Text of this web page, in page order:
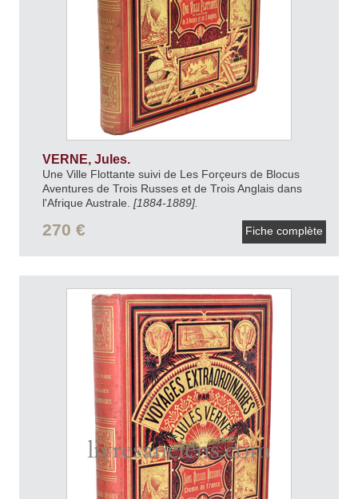
VERNE, Jules.
Une Ville Flottante suivi de Les Forçeurs de Blocus
Aventures de Trois Russes et de Trois Anglais dans
l'Afrique Australe. [1884-1889].
270 € Fiche complète